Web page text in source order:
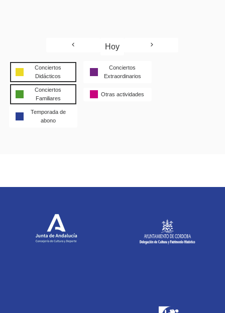
Hoy
Conciertos
Didácticos
Conciertos
Extraordinarios
Conciertos
Familiares
Otras actividades
Temporada de
abono